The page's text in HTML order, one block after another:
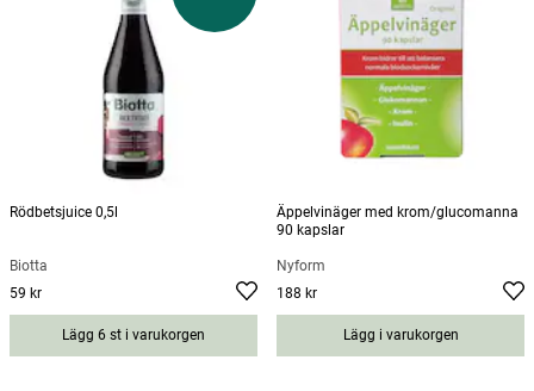
Rödbetsjuice 0,5l
Biotta
Pris
59 kr
Lägg 6 st i varukorgen
Äppelvinäger med krom/glucomanna
90 kapslar
Nyform
Pris:
188 kr
Lägg i varukorgen